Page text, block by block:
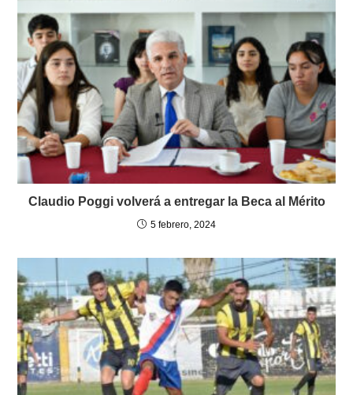
Claudio Poggi volverá a entregar la Beca al Mérito
5 febrero, 2024